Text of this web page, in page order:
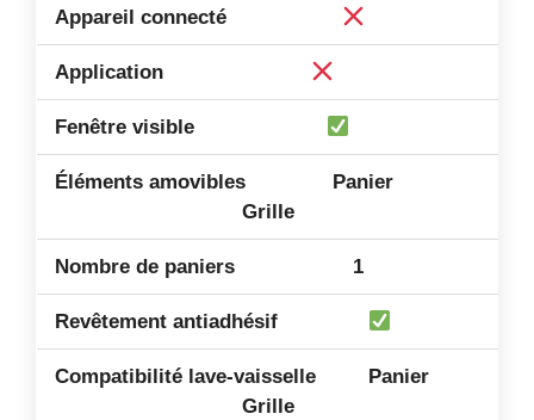
Panier
Grille
1
Panier
Grille